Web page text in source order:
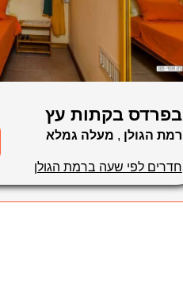
בפרדס בקתות עץ
רמת הגולן , מעלה גמלא
חדרים לפי שעה ברמת הגולן